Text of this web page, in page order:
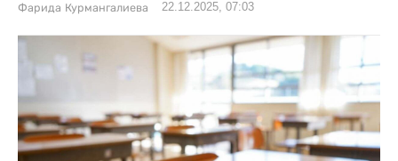
Фарида Курмангалиева 22.12.2025, 07:03